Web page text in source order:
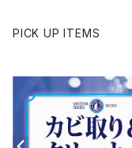
PICK UP ITEMS